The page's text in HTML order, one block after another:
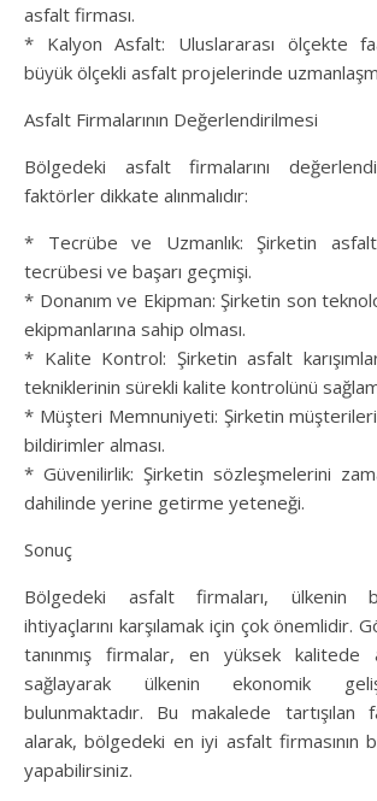
asfalt firması.
* Kalyon Asfalt: Uluslararası ölçekte
büyük ölçekli asfalt projelerinde
Asfalt Firmalarının Değerlendirilmesi
Bölgedeki asfalt firmalarını
faktörler dikkate alınmalıdır:
* Tecrübe ve Uzmanlık: Şirketin
tecrübesi ve başarı geçmişi.
* Donanım ve Ekipman: Şirketin son
ekipmanlarına sahip olması.
* Kalite Kontrol: Şirketin asfalt
tekniklerinin sürekli kalite kontrolünü
* Müşteri Memnuniyeti: Şirketin
bildirimler alması.
* Güvenilirlik: Şirketin sözleşmelerini
dahilinde yerine getirme yeteneği.
Sonuç
Bölgedeki asfalt firmaları, ülkenin
ihtiyaçlarını karşılamak için çok önemlidir.
tanınmış firmalar, en yüksek kalitede
sağlayarak ülkenin ekonomik
bulunmaktadır. Bu makalede tartışılan
alarak, bölgedeki en iyi asfalt firmasının
yapabilirsiniz.